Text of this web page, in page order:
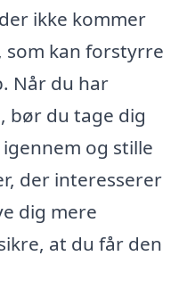
ikke kommer
som kan forstyrre
Når du har
bør du tage dig
og stille
der interesserer
dig mere
at du får den